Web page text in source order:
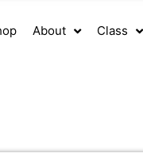
About Class